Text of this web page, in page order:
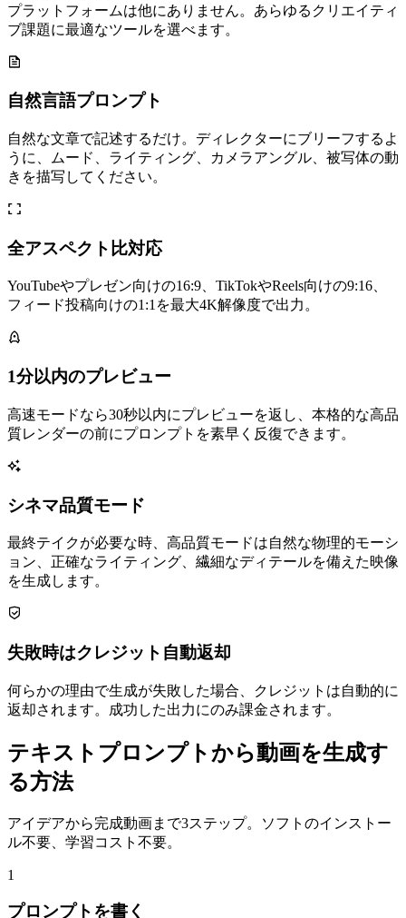
プラットフォームは他にありません。あらゆるクリエイティ
ブ課題に最適なツールを選べます。
自然言語プロンプト
自然な文章で記述するだけ。ディレクターにブリーフするよ
うに、ムード、ライティング、カメラアングル、被写体の動
きを描写してください。
全アスペクト比対応
YouTubeやプレゼン向けの16:9、TikTokやReels向けの9:16、
フィード投稿向けの1:1を最大4K解像度で出力。
1分以内のプレビュー
高速モードなら30秒以内にプレビューを返し、本格的な高品
質レンダーの前にプロンプトを素早く反復できます。
シネマ品質モード
最終テイクが必要な時、高品質モードは自然な物理的モーシ
ョン、正確なライティング、繊細なディテールを備えた映像
を生成します。
失敗時はクレジット自動返却
何らかの理由で生成が失敗した場合、クレジットは自動的に
返却されます。成功した出力にのみ課金されます。
テキストプロンプトから動画を生成す
る方法
アイデアから完成動画まで3ステップ。ソフトのインストー
ル不要、学習コスト不要。
1
プロンプトを書く